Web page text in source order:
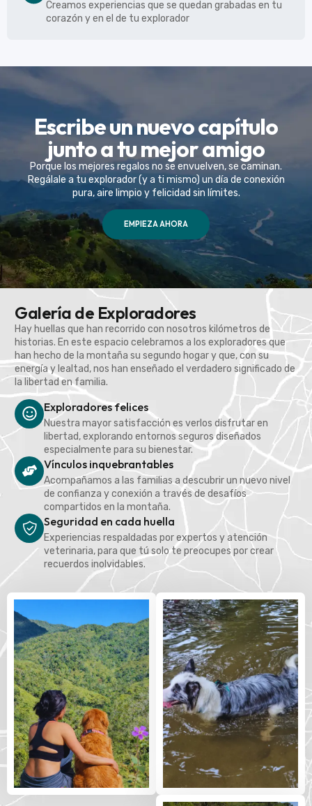
Creamos experiencias que se quedan grabadas en tu
corazón y en el de tu explorador
Escribe un nuevo capítulo
junto a tu mejor amigo
Porque los mejores regalos no se envuelven, se caminan.
Regálale a tu explorador (y a ti mismo) un día de conexión
pura, aire limpio y felicidad sin límites.
EMPIEZA AHORA
Galería de Exploradores
Hay huellas que han recorrido con nosotros kilómetros de
historias. En este espacio celebramos a los exploradores que
han hecho de la montaña su segundo hogar y que, con su
energía y lealtad, nos han enseñado el verdadero significado de
la libertad en familia.
Exploradores felices
Nuestra mayor satisfacción es verlos disfrutar en
libertad, explorando entornos seguros diseñados
especialmente para su bienestar.
Vínculos inquebrantables
Acompañamos a las familias a descubrir un nuevo nivel
de confianza y conexión a través de desafíos
compartidos en la montaña.
Seguridad en cada huella
Experiencias respaldadas por expertos y atención
veterinaria, para que tú solo te preocupes por crear
recuerdos inolvidables.